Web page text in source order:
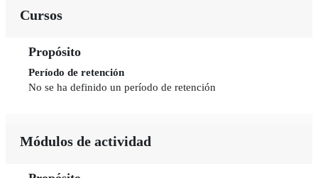
Cursos
Propósito
Período de retención
No se ha definido un período de retención
Módulos de actividad